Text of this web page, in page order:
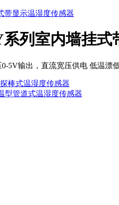
列室内墙挂式
5V输出，直流宽压供电 低温漂
棒式温湿度传感器
型管道式温湿度传感器